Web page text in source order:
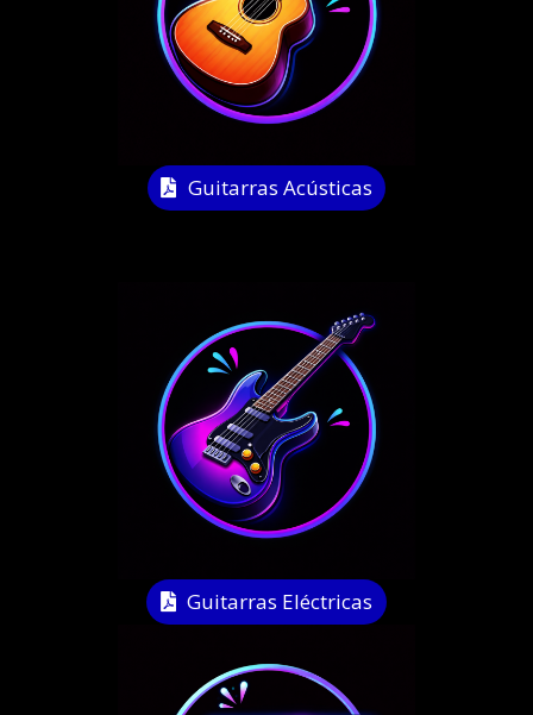
Guitarras Acústicas
Guitarras Eléctricas